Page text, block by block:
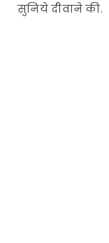
सुनिये दीवाने की.